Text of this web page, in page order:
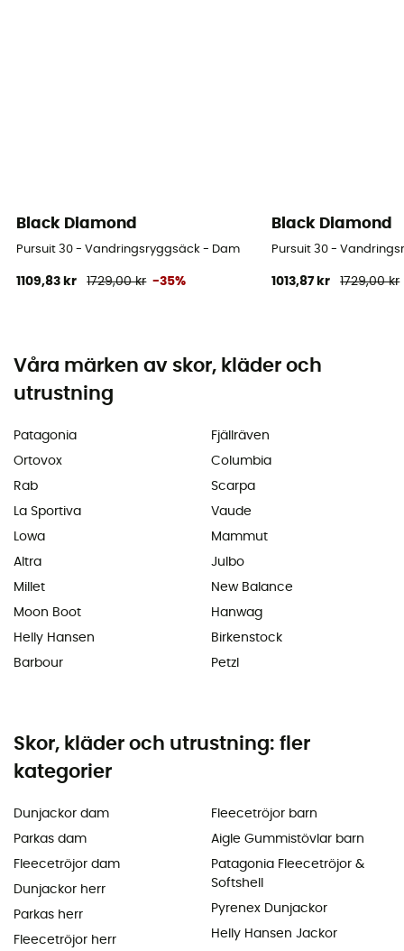
Black Diamond
Pursuit 30 - Vandringsryggsäck - Dam
1109,83 kr 1729,00 kr -35%
Black Diamond
Pursuit 30 -
1013,87 kr 1729,00 kr
Våra märken av skor, kläder och
utrustning
Patagonia
Ortovox
Rab
La Sportiva
Lowa
Altra
Millet
Moon Boot
Helly Hansen
Barbour
Fjällräven
Columbia
Scarpa
Vaude
Mammut
Julbo
New Balance
Hanwag
Birkenstock
Petzl
Skor, kläder och utrustning: fler
kategorier
Dunjackor dam
Parkas dam
Fleecetröjor dam
Dunjackor herr
Parkas herr
Fleecetröjor herr
Fleecetröjor barn
Aigle Gummistövlar barn
Patagonia Fleecetröjor &
Softshell
Pyrenex Dunjackor
Helly Hansen Jackor